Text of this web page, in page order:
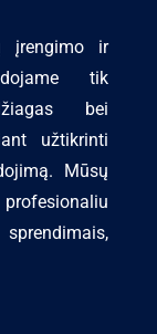
įrengimo ir
tik
bei
užtikrinti
Mūsų